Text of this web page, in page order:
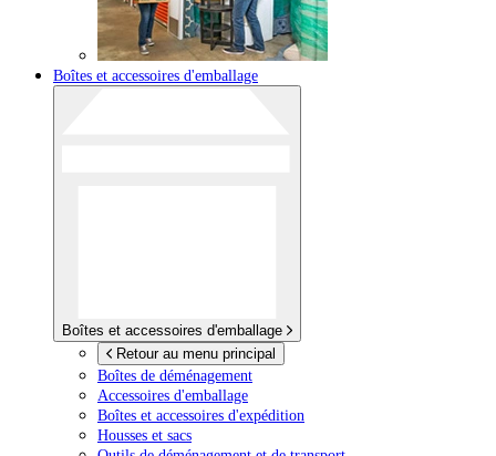
Boîtes et accessoires d'emballage
Boîtes et accessoires d'emballage
Retour au menu principal
Boîtes de déménagement
Accessoires d'emballage
Boîtes et accessoires d'expédition
Housses et sacs